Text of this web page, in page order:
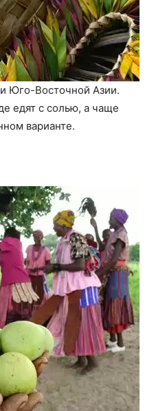
Юго-Восточной Азии.
едят с солью, а чаще
варианте.